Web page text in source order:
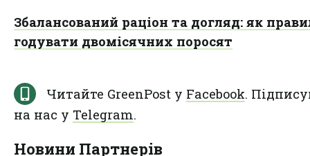
Збалансований раціон та догляд: як
годувати двомісячних поросят
Читайте GreenPost у Facebook.
на нас у Telegram.